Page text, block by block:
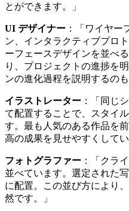
とができます。」
UI デザイナー ：「ワイヤー
ン、インタラクティブプロ
ーフェースデザインを並べ
り、プロジェクトの進捗を
ンの進化過程を説明するのも
イラストレーター ：「同じ
て配置することで、スタイ
す。最も人気のある作品を
高の成果を見せやすくしてい
フォトグラファー ：「クラ
並べています。選定された
に配置。この並び方により
然です。」